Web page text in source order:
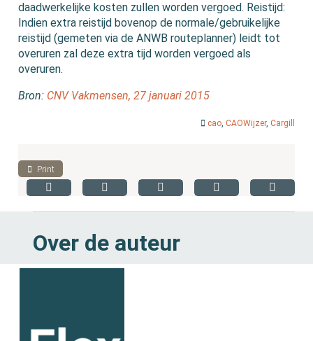
daadwerkelijke kosten zullen worden vergoed. Reistijd:
Indien extra reistijd bovenop de normale/gebruikelijke
reistijd (gemeten via de ANWB routeplanner) leidt tot
overuren zal deze extra tijd worden vergoed als
overuren.
Bron: CNV Vakmensen, 27 januari 2015
cao, CAOWijzer, Cargill
Print
Over de auteur